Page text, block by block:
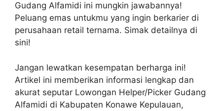
Gudang Alfamidi ini mungkin jawabannya!
Peluang emas untukmu yang ingin berkarier di
perusahaan retail ternama. Simak detailnya di
sini!
Jangan lewatkan kesempatan berharga ini!
Artikel ini memberikan informasi lengkap dan
akurat seputar Lowongan Helper/Picker Gudang
Alfamidi di Kabupaten Konawe Kepulauan,